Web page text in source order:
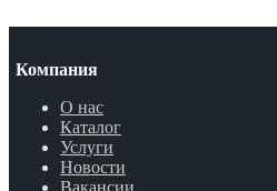
Компания
О нас
Каталог
Услуги
Новости
Вакансии